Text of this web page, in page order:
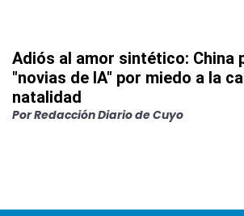
Adiós al amor sintético: China
"novias de IA" por miedo a la
natalidad
PorRedacción Diario de Cuyo